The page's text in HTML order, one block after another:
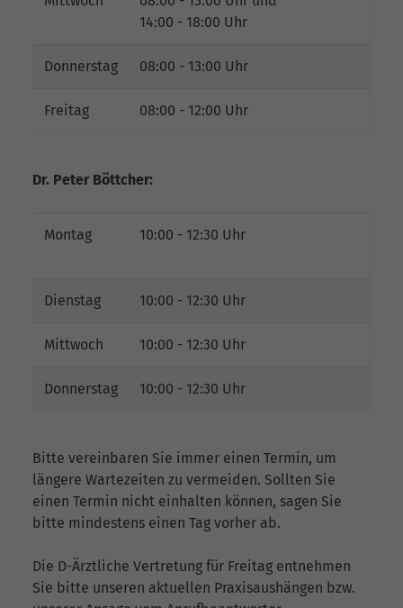
14:00 - 18:00 Uhr
Donnerstag 08:00 - 13:00 Uhr
Freitag 08:00 - 12:00 Uhr
Dr. Peter Böttcher:
Montag 10:00 - 12:30 Uhr
Dienstag 10:00 - 12:30 Uhr
Mittwoch 10:00 - 12:30 Uhr
Donnerstag 10:00 - 12:30 Uhr
Bitte vereinbaren Sie immer einen Termin, um
längere Wartezeiten zu vermeiden. Sollten Sie
einen Termin nicht einhalten können, sagen Sie
bitte mindestens einen Tag vorher ab.
Die D-Ärztliche Vertretung für Freitag entnehmen
Sie bitte unseren aktuellen Praxisaushängen bzw.